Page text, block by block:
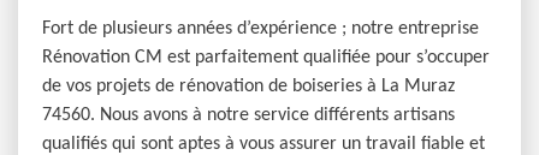
Fort de plusieurs années d’expérience ; notre entreprise
Rénovation CM est parfaitement qualifiée pour s’occuper
de vos projets de rénovation de boiseries à La Muraz
74560. Nous avons à notre service différents artisans
qualifiés qui sont aptes à vous assurer un travail fiable et